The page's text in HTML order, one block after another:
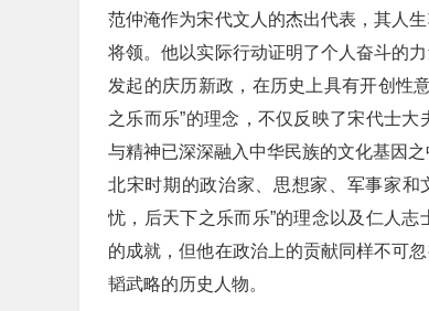
范仲淹作为宋代文人的杰出代表，其人
将领。他以实际行动证明了个人奋斗的力
发起的庆历新政，在历史上具有开创性
之乐而乐”的理念，不仅反映了宋代士
与精神已深深融入中华民族的文化基因
北宋时期的政治家、思想家、军事家
忧，后天下之乐而乐”的理念以及仁人
的成就，但他在政治上的贡献同样不可
韬武略的历史人物。